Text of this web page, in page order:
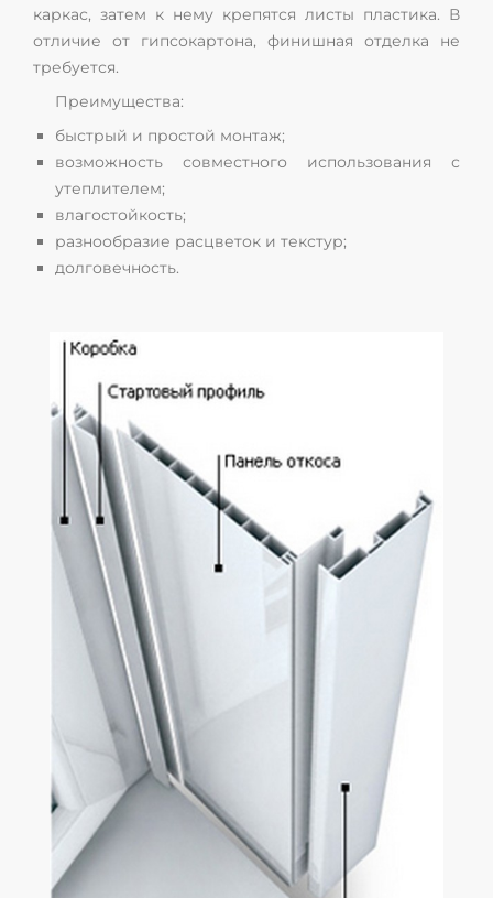
каркас, затем к нему крепятся листы пластика. В
отличие от гипсокартона, финишная отделка не
требуется.
Преимущества:
быстрый и простой монтаж;
возможность совместного использования с
утеплителем;
влагостойкость;
разнообразие расцветок и текстур;
долговечность.